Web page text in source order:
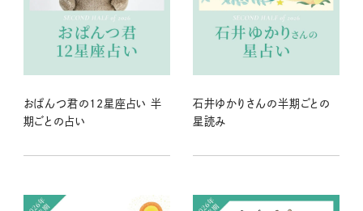
おぱんつ君の12星座占い 半
期ごとの占い
石井ゆかりさんの半期ごとの
星読み